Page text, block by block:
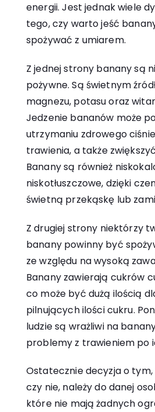
energii. Jest jednak wiele
tego, czy warto jeść
spożywać z umiarem.
Z jednej strony banany są
pożywne. Są świetnym
magnezu, potasu oraz
Jedzenie bananów może
utrzymaniu zdrowego
trawienia, a także
Banany są również
niskotłuszczowe, dzięki
świetną przekąskę lub
Z drugiej strony niektórzy
banany powinny być
ze względu na wysoką
Banany zawierają cukrów
co może być dużą ilością
pilnujących ilości cukru.
ludzie są wrażliwi na
problemy z trawieniem po
Ostatecznie decyzja o
czy nie, należy do danej
które nie mają żadnych